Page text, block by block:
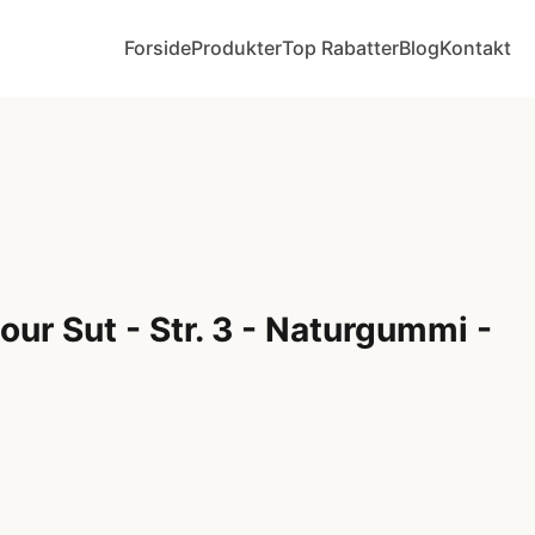
ForsideProdukterTop RabatterBlogKontakt
Sut - Str. 3 - Naturgummi -